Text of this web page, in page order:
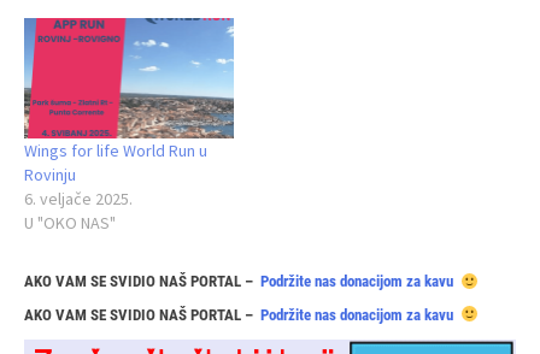
Wings for life World Run u
Rovinju
6. veljače 2025.
U "OKO NAS"
AKO VAM SE SVIDIO NAŠ PORTAL – Podržite nas donacijom za kavu
AKO VAM SE SVIDIO NAŠ PORTAL – Podržite nas donacijom za kavu